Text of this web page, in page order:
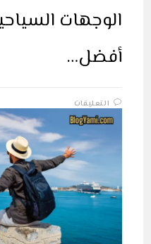
الوجهات
أفضل…
التعليقاتافضل
وجهات
السفر:
وجهات
ثقافية
وتاريخية
مغلقة